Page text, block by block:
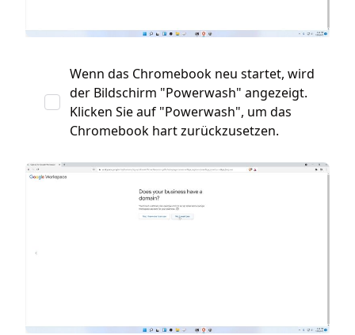
Wenn das Chromebook neu startet, wird
der Bildschirm "Powerwash" angezeigt.
Klicken Sie auf "Powerwash", um das
Chromebook hart zurückzusetzen.